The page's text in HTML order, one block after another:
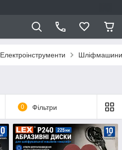
Електроінструменти Шліфмашини
0 Фільтри